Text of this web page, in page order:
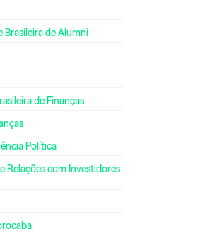
Brasileira de Alumni
de Finanças
Política
Relações com Investidores